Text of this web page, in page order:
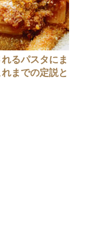
るパスタにま
までの定説と